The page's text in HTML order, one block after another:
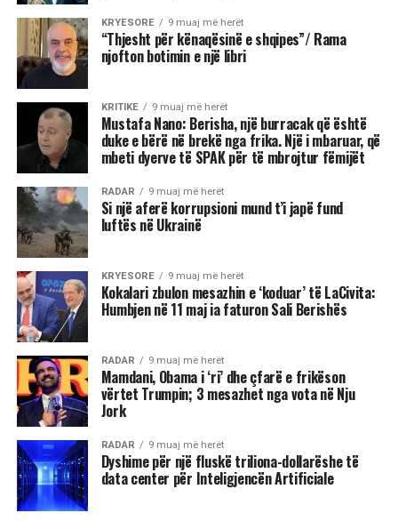
KRYESORE 9 muaj më herët
“Thjesht për kënaqësinë e shqipes”/ Rama
njofton botimin e një libri
KRITIKE 9 muaj më herët
Mustafa Nano: Berisha, një burracak që është
duke e bërë në brekë nga frika. Një i mbaruar, që
mbeti dyerve të SPAK për të mbrojtur fëmijët
RADAR 9 muaj më herët
Si një aferë korrupsioni mund t’i japë fund
luftës në Ukrainë
KRYESORE 9 muaj më herët
Kokalari zbulon mesazhin e ‘koduar’ të LaCivita:
Humbjen në 11 maj ia faturon Sali Berishës
RADAR 9 muaj më herët
Mamdani, Obama i ‘ri’ dhe çfarë e frikëson
vërtet Trumpin; 3 mesazhet nga vota në Nju
Jork
RADAR 9 muaj më herët
Dyshime për një fluskë triliona-dollarëshe të
data center për Inteligjencën Artificiale